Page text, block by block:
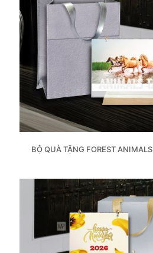
BỘ QUÀ TẶNG FOREST ANIMALS